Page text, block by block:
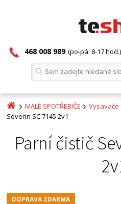
468 008 989 (po-pá: 8-17 hod.)
MALÉ SPOTŘEBIČE Vysavače
Severin SC 7145 2v1
Parní čistič
DOPRAVA ZDARMA